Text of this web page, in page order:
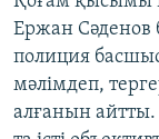
Ержан Сәденов
полиция
мәлімдеп,
алғанын